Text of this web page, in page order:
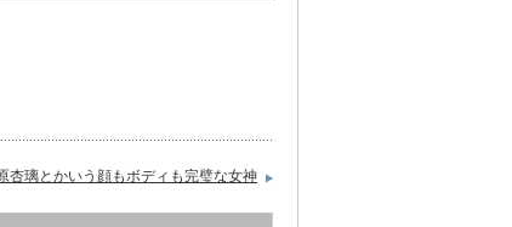
杏璃とかいう顔もボディも完璧な女神